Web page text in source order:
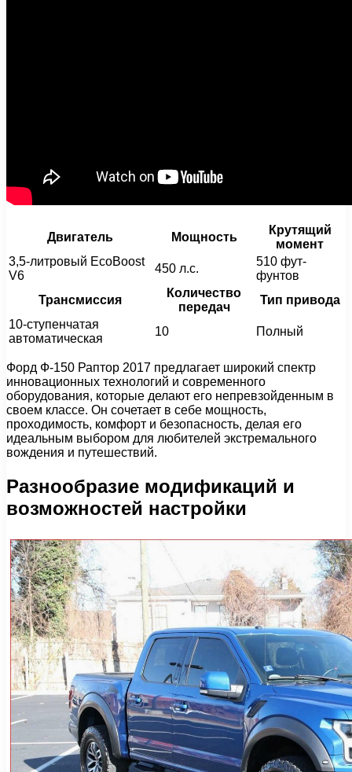
Двигатель Мощность
Крутящий
момент
3,5-литровый EcoBoost
V6
450 л.с.
510 фут-
фунтов
Трансмиссия
Количество
передач
Тип привода
10-ступенчатая
автоматическая
10 Полный
Форд Ф-150 Раптор 2017 предлагает широкий спектр
инновационных технологий и современного
оборудования, которые делают его непревзойденным в
своем классе. Он сочетает в себе мощность,
проходимость, комфорт и безопасность, делая его
идеальным выбором для любителей экстремального
вождения и путешествий.
Разнообразие модификаций и
возможностей настройки